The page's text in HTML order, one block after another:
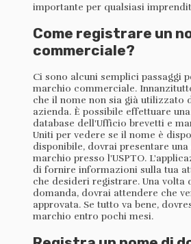
importante per qualsiasi
Come registrare un
commerciale?
Ci sono alcuni semplici passaggi
marchio commerciale.
che il nome non sia già utilizzato
azienda. È possibile effettuare
database dell'Ufficio brevetti e
Uniti per vedere se il nome è
disponibile, dovrai presentare
marchio presso l'USPTO.
di fornire informazioni sulla tua
che desideri registrare. Una volta
domanda, dovrai attendere che
approvata. Se tutto va bene,
marchio entro pochi mesi.